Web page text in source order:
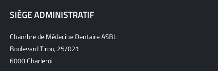
SIÈGE ADMINISTRATIF
Chambre de Médecine Dentaire ASBL
Boulevard Tirou, 25/021
6000 Charleroi